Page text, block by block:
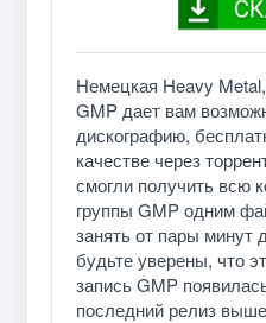
Немецкая Heavy
GMP дает вам
дискографию,
качестве через
смогли получить всю
группы GMP одним
занять от пары минут
будьте уверены, что
запись GMP
последний релиз